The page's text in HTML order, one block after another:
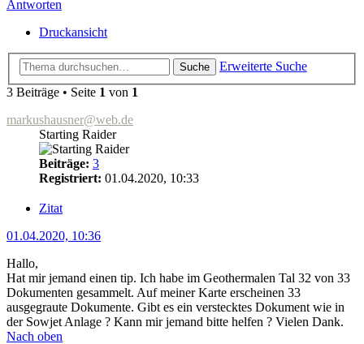
Antworten
Druckansicht
Suche
Erweiterte Suche
3 Beiträge • Seite 1 von 1
markushausner@web.de
Starting Raider
Beiträge: 3
Registriert: 01.04.2020, 10:33
Zitat
01.04.2020, 10:36
Hallo,
Hat mir jemand einen tip. Ich habe im Geothermalen Tal 32 von 33
Dokumenten gesammelt. Auf meiner Karte erscheinen 33
ausgegraute Dokumente. Gibt es ein verstecktes Dokument wie in
der Sowjet Anlage ? Kann mir jemand bitte helfen ? Vielen Dank.
Nach oben